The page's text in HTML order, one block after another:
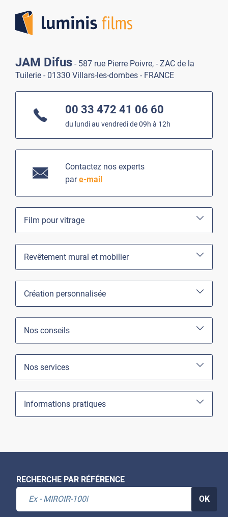
JAM Difus - 587 rue Pierre Poivre, - ZAC de la
Tuilerie - 01330 Villars-les-dombes - FRANCE
00 33 472 41 06 60
du lundi au vendredi de 09h à 12h
Contactez nos experts
pare-mail
Film pour vitrage
Revêtement mural et mobilier
Création personnalisée
Nos conseils
Nos services
Informations pratiques
RECHERCHE PAR RÉFÉRENCE
OK